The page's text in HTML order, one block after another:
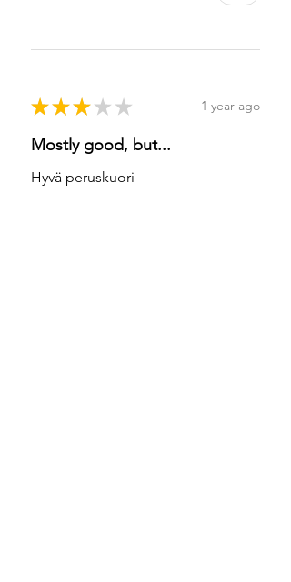
★ ★ ★ ★ ★ 1 year ago
Mostly good, but...
Hyvä peruskuori